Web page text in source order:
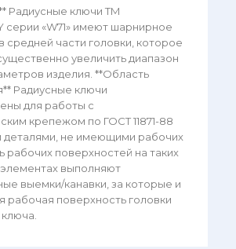
Радиусные ключи ТМ
серии «W71» имеют шарнирное
средней части головки, которое
увеличить диапазон
изделия. **Область
Радиусные ключи
для работы с
крепежом по ГОСТ 11871-88
деталями, не имеющими рабочих
рабочих поверхностей на таких
выполняют
выемки/канавки, за которые и
рабочая поверхность головки